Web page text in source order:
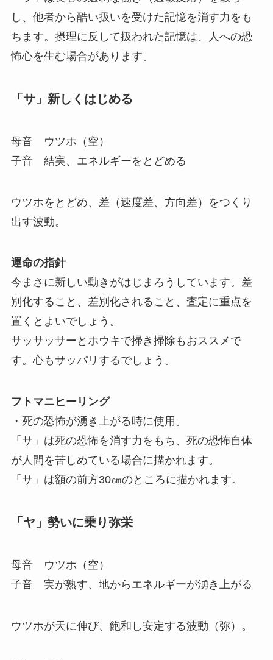
し、他者から酷い扱いを受けた記憶を消す力をも
ちます。摂理に反して扱われた記憶は、人への恐
怖心を生む場合があります。
「サ」新しくはじめる
母音 ウツホ（空）
子音 結実、エネルギーをとどめる
ウツホをとどめ、差（速度差、方向差）をつくり
出す波動。
運命の指針
今まさに新しい動きがはじまろうしています。差
別化すること、差別化されること、査定に重点を
置くとよいでしょう。
サッサッサーとホウキで掃き掃除もおススメで
す。心もサッパリするでしょう。
フトマニヒーリング
・死の恐怖が湧き上がる時に使用。
「サ」は死の恐怖を消す力をもち、死の恐怖自体
が人間を苦しめている場合に描かれます。
「サ」は額の前方30㎝のところに描かれます。
「ヤ」勢いに乗り弥栄
母音 ウツホ（空）
子音 実が熟す、地からエネルギーが湧き上がる
ウツホが天に伸び、飽和し安定する波動（弥）。